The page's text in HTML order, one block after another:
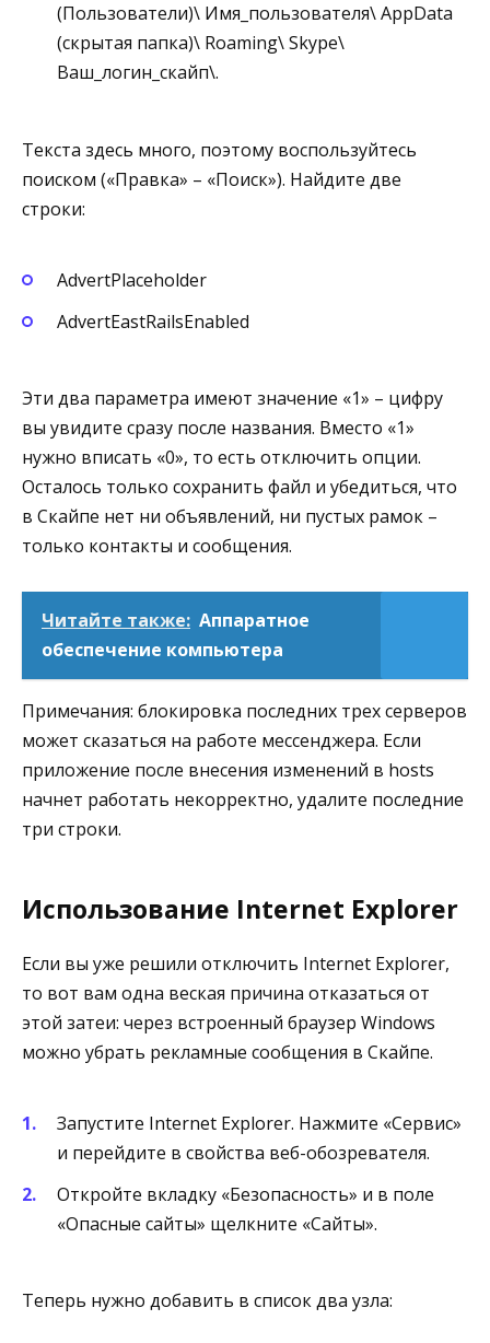
(Пользователи)\ Имя_пользователя\ AppData
(скрытая папка)\ Roaming\ Skype\
Ваш_логин_скайп\.
Текста здесь много, поэтому воспользуйтесь
поиском («Правка» – «Поиск»). Найдите две
строки:
AdvertPlaceholder
AdvertEastRailsEnabled
Эти два параметра имеют значение «1» – цифру
вы увидите сразу после названия. Вместо «1»
нужно вписать «0», то есть отключить опции.
Осталось только сохранить файл и убедиться, что
в Скайпе нет ни объявлений, ни пустых рамок –
только контакты и сообщения.
Читайте также: Аппаратное
обеспечение компьютера
Примечания: блокировка последних трех серверов
может сказаться на работе мессенджера. Если
приложение после внесения изменений в hosts
начнет работать некорректно, удалите последние
три строки.
Использование Internet Explorer
Если вы уже решили отключить Internet Explorer,
то вот вам одна веская причина отказаться от
этой затеи: через встроенный браузер Windows
можно убрать рекламные сообщения в Скайпе.
Запустите Internet Explorer. Нажмите «Сервис»
и перейдите в свойства веб-обозревателя.
Откройте вкладку «Безопасность» и в поле
«Опасные сайты» щелкните «Сайты».
Теперь нужно добавить в список два узла: